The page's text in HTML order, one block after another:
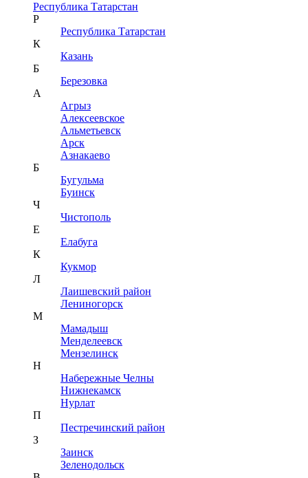
Республика Татарстан
Р
Республика Татарстан
К
Казань
Б
Березовка
А
Агрыз
Алексеевское
Альметьевск
Арск
Азнакаево
Б
Бугульма
Буинск
Ч
Чистополь
Е
Елабуга
К
Кукмор
Л
Лаишевский район
Лениногорск
М
Мамадыш
Менделеевск
Мензелинск
Н
Набережные Челны
Нижнекамск
Нурлат
П
Пестречинский район
З
Заинск
Зеленодольск